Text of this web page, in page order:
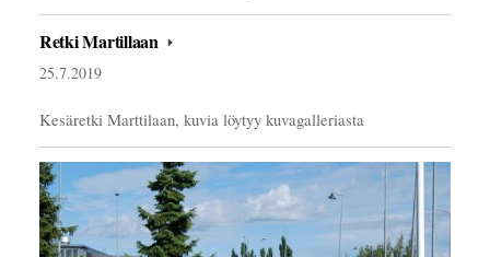
Retki Martillaan
25.7.2019
Kesäretki Marttilaan, kuvia löytyy kuvagalleriasta